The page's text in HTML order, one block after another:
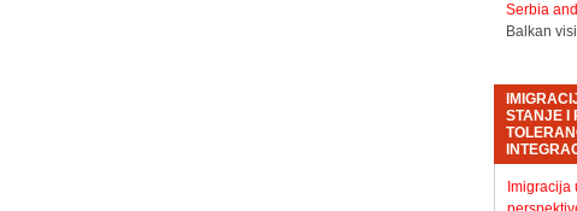
Serbia
Balkan
STANJE I
Imigracija